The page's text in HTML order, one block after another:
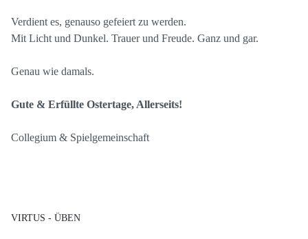
Verdient es, genauso gefeiert zu werden.
Mit Licht und Dunkel. Trauer und Freude. Ganz und gar.
Genau wie damals.
Gute & Erfüllte Ostertage, Allerseits!
Collegium & Spielgemeinschaft
VIRTUS - ÜBEN